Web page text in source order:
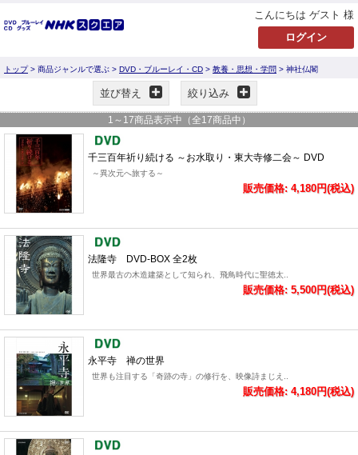
こんにちは ゲスト 様
トップ> 商品ジャンルで選ぶ > DVD・ブルーレイ・CD > 教養・思想・学問 > 神社仏閣
並び替え 絞り込み
1 ～ 17商品表示中（全17商品中）
千三百年祈り続ける ～お水取り・東大寺修二会～ DVD
～異次元へ旅する～
販売価格: 4,180円(税込)
法隆寺 DVD-BOX 全2枚
世界最古の木造建築として知られ、飛鳥時代に聖徳太..
販売価格: 5,500円(税込)
永平寺 禅の世界
世界も注目する「奇跡の寺」の修行を、映像詩まじえ..
販売価格: 4,180円(税込)